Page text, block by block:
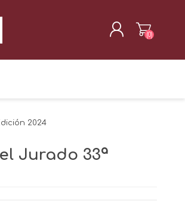
(0)
2024
Jurado 33ª